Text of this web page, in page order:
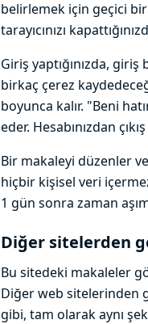
belirlemek için geçici
tarayıcınızı
Giriş yaptığınızda,
birkaç çerez
boyunca kalır. "Beni
eder. Hesabınızdan
Bir makaleyi düzenler
hiçbir kişisel veri
1 gün sonra zaman
Diğer sitelerden
Bu sitedeki makaleler
Diğer web sitelerinden
gibi, tam olarak aynı